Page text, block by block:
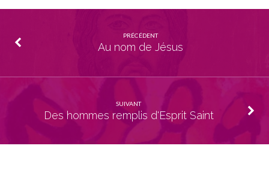
PRÉCÉDENT
Au nom de Jésus
SUIVANT
Des hommes remplis d'Esprit Saint